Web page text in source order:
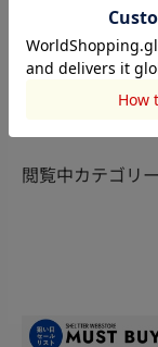
このアイテムを
閲覧中カテゴリ